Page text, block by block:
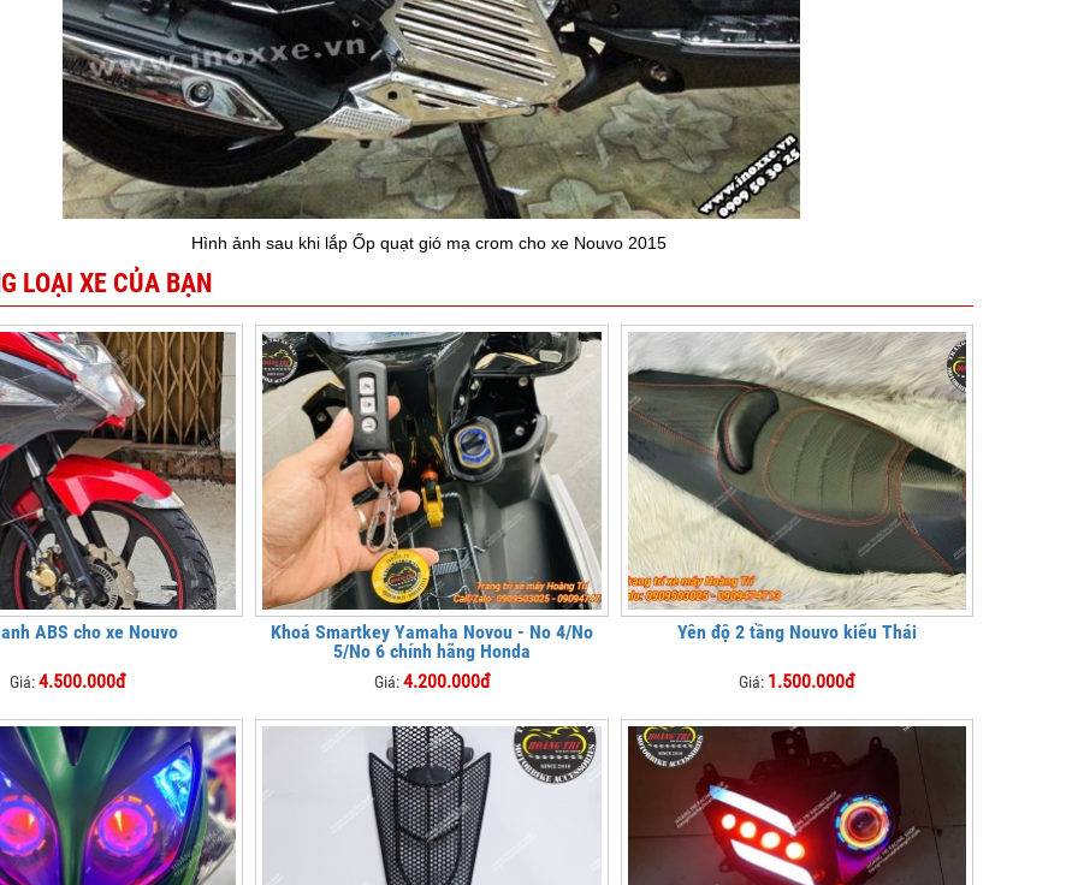
Hình ảnh sau khi lắp Ốp quạt gió mạ crom cho xe Nouvo 2015
LOẠI XE CỦA BẠN
ABS cho xe Nouvo
Giá:4.500.000đ
Khoá Smartkey Yamaha Novou - No 4/No
5/No 6 chính hãng Honda
Giá:4.200.000đ
Yên độ 2 tầng Nouvo kiểu Thái
Giá: 1.500.000đ